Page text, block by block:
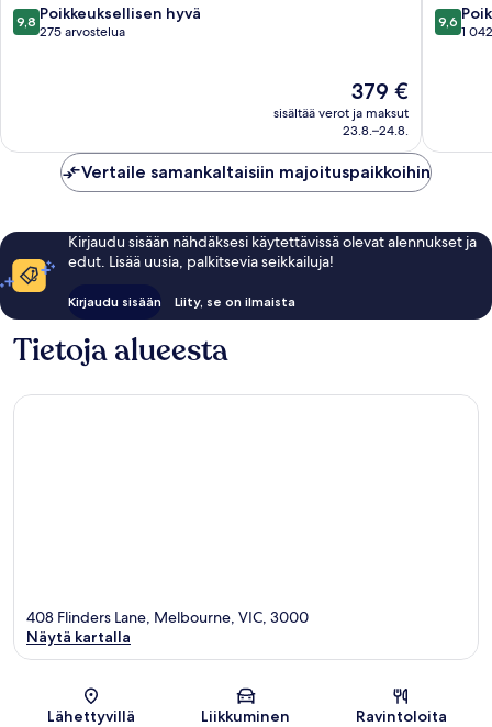
liikekeskusta
9.8
kautta
9,8 Poikkeuksellisen hyvä
275 arvostelua
Hinta
on
379 €
379 €
sisältää verot ja maksut
23.8.–24.8.
9.6
kautta
9,6
1
Vertaile samankaltaisiin majoituspaikkoihin
Kirjaudu sisään nähdäksesi käytettävissä olevat alennukset ja
edut. Lisää uusia, palkitsevia seikkailuja!
Kirjaudu sisään Liity, se on ilmaista
Tietoja alueesta
Kartta
408 Flinders Lane, Melbourne, VIC, 3000
Näytä kartalla
Lähettyvillä Liikkuminen Ravintoloita